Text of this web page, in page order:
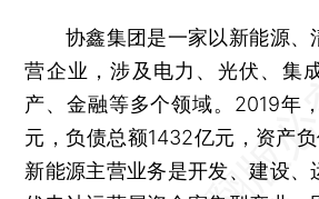
协鑫集团是一家以新能源、
营企业，涉及电力、光伏、集
产、金融等多个领域。2019年
元，负债总额1432亿元，资产
新能源主营业务是开发、建设、